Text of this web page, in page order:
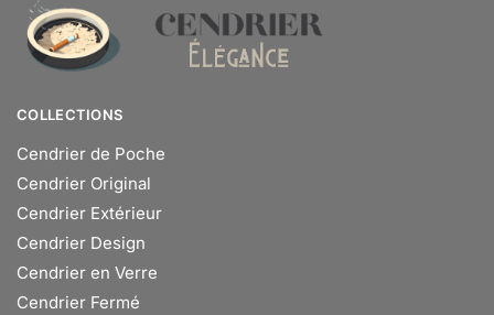
COLLECTIONS
Cendrier de Poche
Cendrier Original
Cendrier Extérieur
Cendrier Design
Cendrier en Verre
Cendrier Fermé